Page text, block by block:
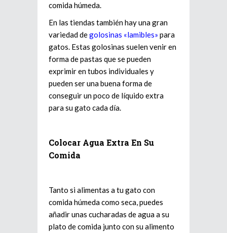
comida húmeda.
En las tiendas también hay una gran
variedad degolosinas «lamibles» para
gatos. Estas golosinas suelen venir en
forma de pastas que se pueden
exprimir en tubos individuales y
pueden ser una buena forma de
conseguir un poco de líquido extra
para su gato cada día.
Colocar Agua Extra En Su
Comida
Tanto si alimentas a tu gato con
comida húmeda como seca, puedes
añadir unas cucharadas de agua a su
plato de comida junto con su alimento